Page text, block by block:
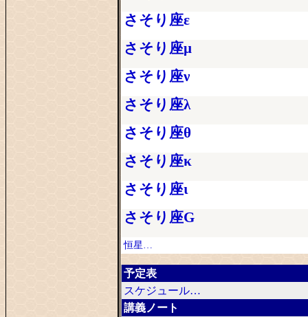
さそり座ε
さそり座μ
さそり座ν
さそり座λ
さそり座θ
さそり座κ
さそり座ι
さそり座G
恒星…
予定表
スケジュール…
講義ノート